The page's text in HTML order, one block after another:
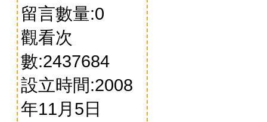
留言數量:0
觀看次
數:2437684
設立時間:2008
年11月5日